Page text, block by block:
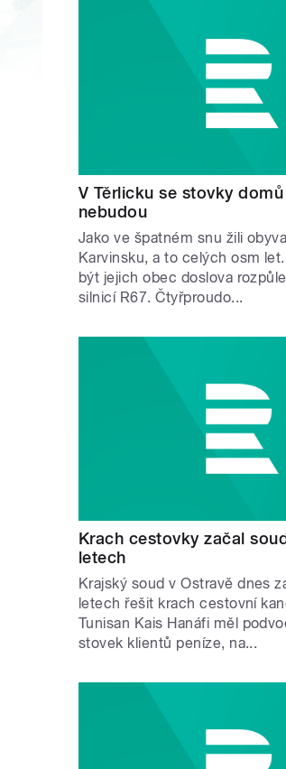
V Těrlicku se stovky
nebudou
Jako ve špatném snu žili
Karvinsku, a to celých osm
být jejich obec doslova
silnicí R67. Čtyřproudo...
Krach cestovky začal
letech
Krajský soud v Ostravě dnes
letech řešit krach cestovní
Tunisan Kais Hanáfi měl
stovek klientů peníze, na...